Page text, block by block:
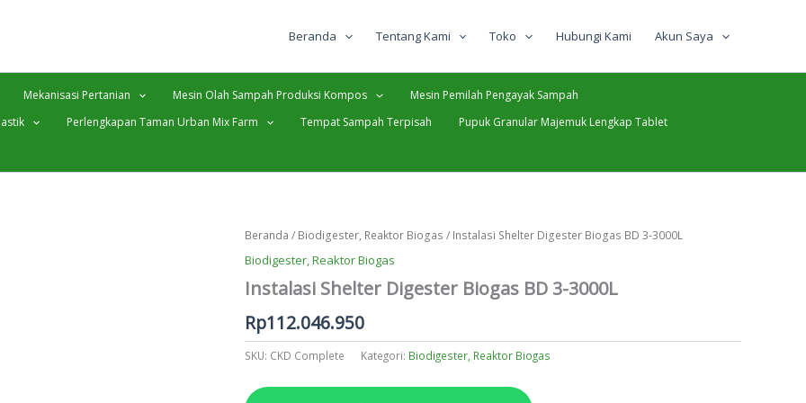
Beranda Tentang Kami Toko Hubungi Kami Akun Saya
Mekanisasi Pertanian Mesin Olah Sampah Produksi Kompos
Mesin Pemilah Pengayak Sampah
Perlengkapan Taman Urban Mix Farm Tempat Sampah Terpisah
Pupuk Granular Majemuk Lengkap Tablet
Beranda / Biodigester, Reaktor Biogas / Instalasi Shelter Digester Biogas BD 3-3000L
Biodigester, Reaktor Biogas
Instalasi Shelter Digester Biogas BD 3-3000L
Rp112.046.950
SKU: CKD Complete Kategori: Biodigester, Reaktor Biogas